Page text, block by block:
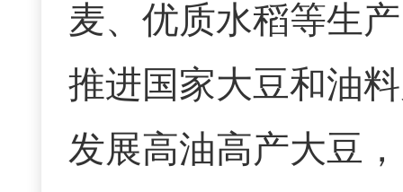
麦、优质水稻等生
推进国家大豆和油
发展高油高产大豆